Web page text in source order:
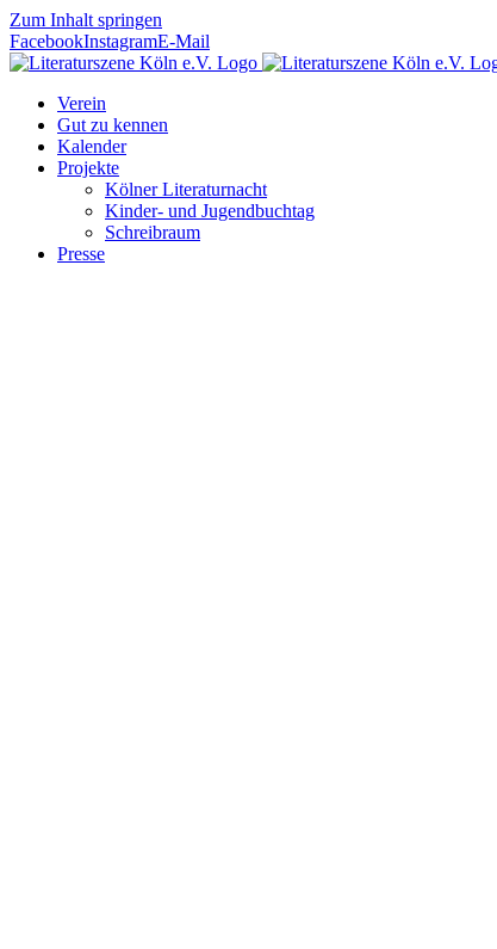
Zum Inhalt springen
FacebookInstagramE-Mail
Verein
Gut zu kennen
Kalender
Projekte
Kölner Literaturnacht
Kinder- und Jugendbuchtag
Schreibraum
Presse